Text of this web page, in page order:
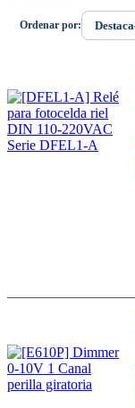
Ordenar por: